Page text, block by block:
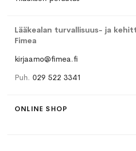
Lääkealan turvallisuus- ja
Fimea
kirjaamo@fimea.fi
Puh. 029 522 3341
ONLINE SHOP